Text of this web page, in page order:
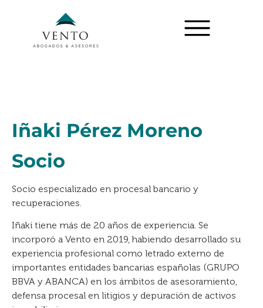
Iñaki Pérez Moreno
Socio
Socio especializado en procesal bancario y
recuperaciones.
Iñaki tiene más de 20 años de experiencia. Se
incorporó a Vento en 2019, habiendo desarrollado su
experiencia profesional como letrado externo de
importantes entidades bancarias españolas (GRUPO
BBVA y ABANCA) en los ámbitos de asesoramiento,
defensa procesal en litigios y depuración de activos